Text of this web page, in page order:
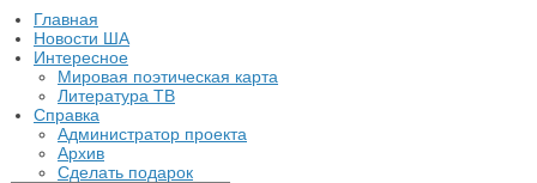
Главная
Новости ША
Интересное
Мировая поэтическая карта
Литература ТВ
Справка
Администратор проекта
Архив
Сделать подарок